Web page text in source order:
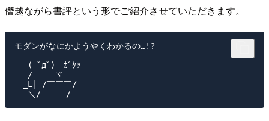
僭越ながら書評という形でご紹介させていただきます。
モダンがなにかようやくわかるの…!?
( ﾟдﾟ)　ｶﾞﾀｯ
/　　 ヾ
＿_L| /￣￣￣/＿